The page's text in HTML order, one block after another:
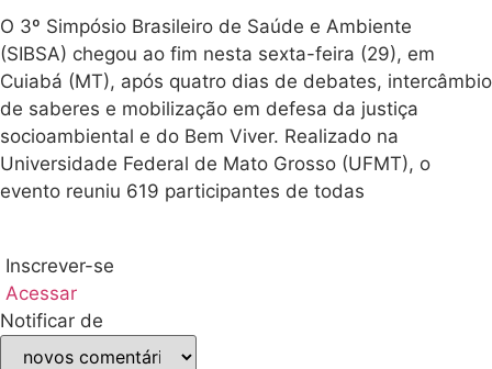
O 3º Simpósio Brasileiro de Saúde e Ambiente
(SIBSA) chegou ao fim nesta sexta-feira (29), em
Cuiabá (MT), após quatro dias de debates, intercâmbio
de saberes e mobilização em defesa da justiça
socioambiental e do Bem Viver. Realizado na
Universidade Federal de Mato Grosso (UFMT), o
evento reuniu 619 participantes de todas
Inscrever-se
Acessar
Notificar de